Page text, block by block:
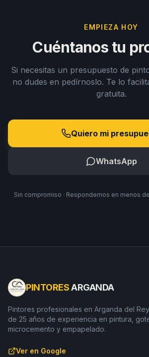
EMPIEZA HOY
Cuéntanos tu
Si necesitas un presupuesto de
no dudes en pedírnoslo. Te lo
gratuita.
Quiero mi
WhatsApp
Sin compromiso · Respondemos en menos
PINTORESARGANDA
Pintores profesionales en Arganda del
de 25 años de experiencia en pintura,
microcemento y empapelado.
Ver en Google